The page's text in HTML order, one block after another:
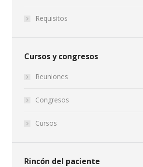
Requisitos
Cursos y congresos
Reuniones
Congresos
Cursos
Rincón del paciente